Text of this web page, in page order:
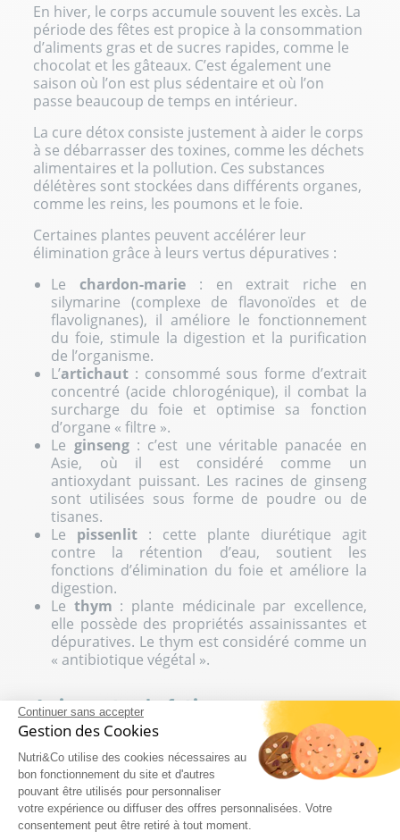
Continuer sans accepter
Gestion des Cookies
Nutri&Co utilise des cookies nécessaires au
bon fonctionnement du site et d'autres
pouvant être utilisés pour personnaliser
votre expérience ou diffuser des offres personnalisées. Votre
consentement peut être retiré à tout moment.
En hiver, le corps accumule souvent les excès. La
période des fêtes est propice à la consommation
d’aliments gras et de sucres rapides, comme le
chocolat et les gâteaux. C’est également une
saison où l’on est plus sédentaire et où l’on
passe beaucoup de temps en intérieur.
La cure détox consiste justement à aider le corps
à se débarrasser des toxines, comme les déchets
alimentaires et la pollution. Ces substances
délétères sont stockées dans différents organes,
comme les reins, les poumons et le foie.
Certaines plantes peuvent accélérer leur
élimination grâce à leurs vertus dépuratives :
Lechardon-marie : en extrait riche en
silymarine (complexe de flavonoïdes et de
flavolignanes), il améliore le fonctionnement
du foie, stimule la digestion et la purification
de l’organisme.
L’artichaut : consommé sous forme d’extrait
concentré (acide chlorogénique), il combat la
surcharge du foie et optimise sa fonction
d’organe « filtre ».
Le ginseng: c’est une véritable panacée en
Asie, où il est considéré comme un
antioxydant puissant. Les racines de ginseng
sont utilisées sous forme de poudre ou de
tisanes.
Le pissenlit : cette plante diurétique agit
contre la rétention d’eau, soutient les
fonctions d’élimination du foie et améliore la
digestion.
Le thym : plante médicinale par excellence,
elle possède des propriétés assainissantes et
dépuratives. Le thym est considéré comme un
« antibiotique végétal ».
Agir contre la fatigue
Le soleil s’installe, les vacances d’ étéapprochent
à grands pas et les petits maux de l’hiver
semblent loin. Mais la fatigue est toujours bien
présente dans votre quotidien. Vous devez agir
pour aider votre métabolisme à faire face à ces
changements.